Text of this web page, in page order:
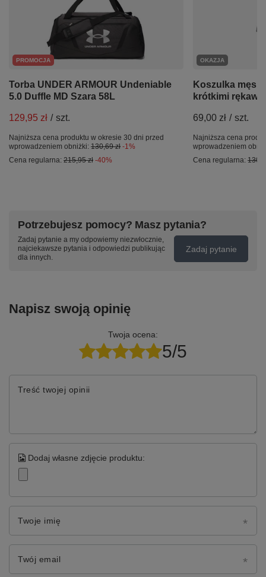
PROMOCJA
Torba UNDER ARMOUR Undeniable
5.0 Duffle MD Szara 58L
129,95 zł / szt.
Najniższa cena produktu w okresie 30 dni przed
wprowadzeniem obniżki: 130,69 zł -1%
Cena regularna: 215,95 zł -40%
OKAZJA
Koszulka
krótkimi
69,00 zł / szt.
Najniższa cena
wprowadzeniem
Cena regularna:
Potrzebujesz pomocy? Masz pytania?
Zadaj pytanie a my odpowiemy niezwłocznie,
najciekawsze pytania i odpowiedzi publikując
dla innych.
Zadaj pytanie
Napisz swoją opinię
Twoja ocena:
5/5
Treść twojej opinii
Dodaj własne zdjęcie produktu:
Twoje imię
Twój email